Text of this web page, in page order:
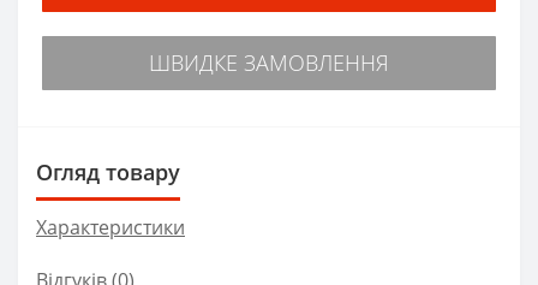
ШВИДКЕ ЗАМОВЛЕННЯ
Огляд товару
Характеристики